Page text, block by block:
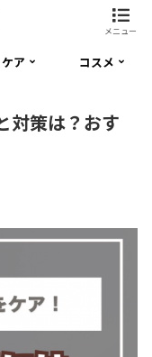
ア
コスメ
対策は？おす
メニュー